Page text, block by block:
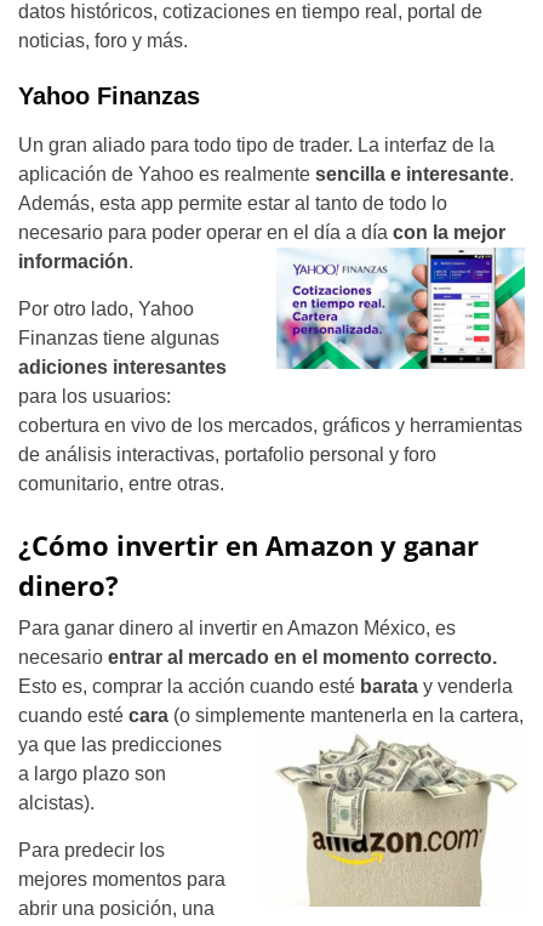
datos históricos, cotizaciones en tiempo real, portal de
noticias, foro y más.
Yahoo Finanzas
Un gran aliado para todo tipo de trader. La interfaz de la
aplicación de Yahoo es realmente sencilla e interesante.
Además, esta app permite estar al tanto de todo lo
necesario para poder operar en el día a día con la mejor
información.
Por otro lado, Yahoo
Finanzas tiene algunas
adiciones interesantes
para los usuarios:
cobertura en vivo de los mercados, gráficos y herramientas
de análisis interactivas, portafolio personal y foro
comunitario, entre otras.
¿Cómo invertir en Amazon y ganar
dinero?
Para ganar dinero al invertir en Amazon México, es
necesario entrar al mercado en el momento correcto.
Esto es, comprar la acción cuando esté barata y venderla
cuando esté cara (o simplemente mantenerla en la cartera,
ya que las predicciones
a largo plazo son
alcistas).
Para predecir los
mejores momentos para
abrir una posición, una